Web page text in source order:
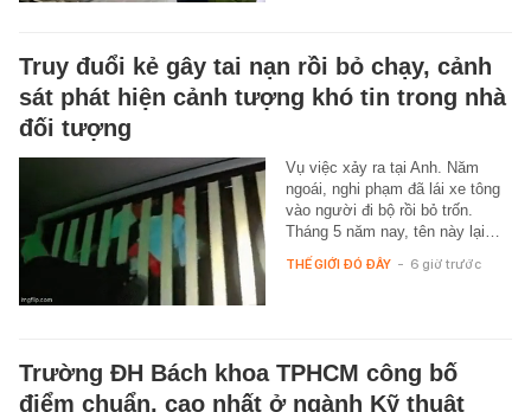
Truy đuổi kẻ gây tai nạn rồi bỏ chạy, cảnh
sát phát hiện cảnh tượng khó tin trong nhà
đối tượng
Vụ việc xảy ra tại Anh. Năm
ngoái, nghi phạm đã lái xe tông
vào người đi bộ rồi bỏ trốn.
Tháng 5 năm nay, tên này lại…
THẾ GIỚI ĐÓ ĐÂY - 6 giờ trước
Trường ĐH Bách khoa TPHCM công bố
điểm chuẩn, cao nhất ở ngành Kỹ thuật